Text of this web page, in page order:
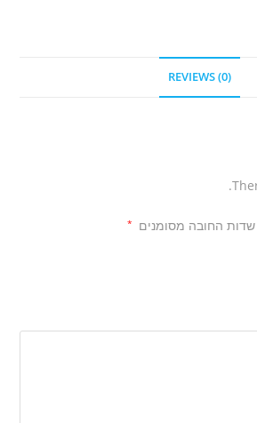
REVIEWS (0)
שדות החובה מסומנים *